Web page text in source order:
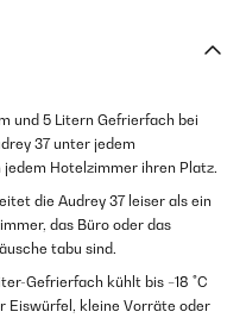
und 5 Litern Gefrierfach bei
37 unter jedem
Hotelzimmer ihren Platz.
die Audrey 37 leiser als ein
das Büro oder das
tabu sind.
Gefrierfach kühlt bis −18 °C
Eiswürfel, kleine Vorräte oder